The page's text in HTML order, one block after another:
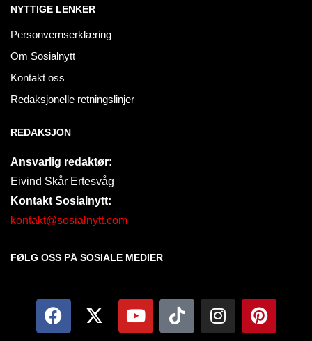
NYTTIGE LENKER
Personvernserklæring
Om Sosialnytt
Kontakt oss
Redaksjonelle retningslinjer
REDAKSJON
Ansvarlig redaktør:
Eivind Skår Ertesvåg
Kontakt Sosialnytt:
kontakt@sosialnytt.com
FØLG OSS PÅ SOSIALE MEDIER​